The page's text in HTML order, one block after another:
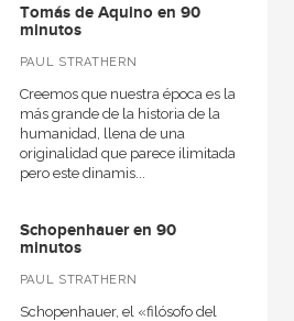
Tomás de Aquino en 90
minutos
PAUL STRATHERN
Creemos que nuestra época es la
más grande de la historia de la
humanidad, llena de una
originalidad que parece ilimitada,
pero este dinamis...
Schopenhauer en 90
minutos
PAUL STRATHERN
Schopenhauer, el «filósofo del